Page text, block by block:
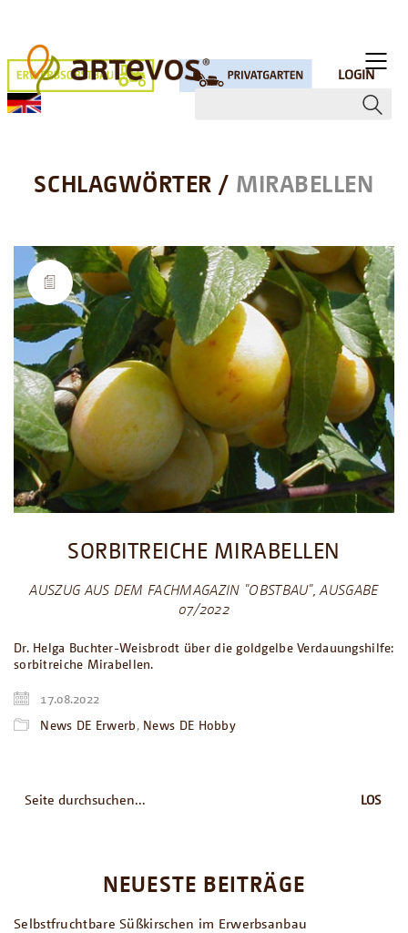
LOGIN
SCHLAGWÖRTER / MIRABELLEN
SORBITREICHE MIRABELLEN
AUSZUG AUS DEM FACHMAGAZIN "OBSTBAU", AUSGABE
07/2022
Dr. Helga Buchter-Weisbrodt über die goldgelbe Verdauungshilfe:
sorbitreiche Mirabellen.
17.08.2022
News DE Erwerb, News DE Hobby
nach:
NEUESTE BEITRÄGE
Selbstfruchtbare Süßkirschen im Erwerbsanbau